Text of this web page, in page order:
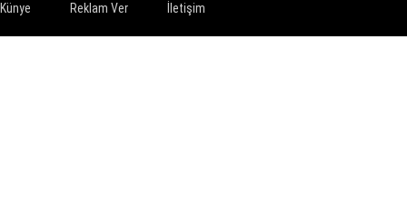
Künye Reklam Ver İletişim